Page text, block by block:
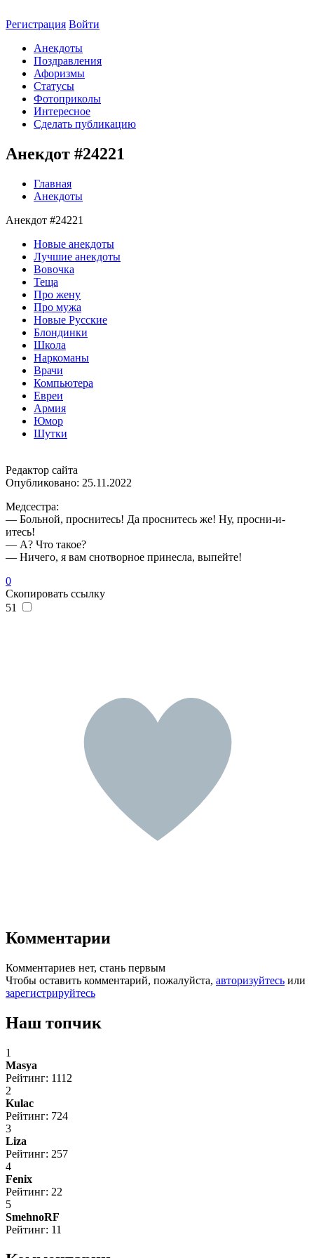
Регистрация Войти
Анекдоты
Поздравления
Афоризмы
Статусы
Фотоприколы
Интересное
Сделать публикацию
Анекдот #24221
Главная
Анекдоты
Анекдот #24221
Новые анекдоты
Лучшие анекдоты
Вовочка
Теща
Про жену
Про мужа
Новые Русские
Блондинки
Школа
Наркоманы
Врачи
Компьютера
Евреи
Армия
Юмор
Шутки
Редактор сайта
Опубликовано: 25.11.2022
Медсестра:
— Больной, проснитесь! Да проснитесь же! Ну, просни-и-
итесь!
— А? Что такое?
— Ничего, я вам снотворное принесла, выпейте!
0
Скопировать ссылку
51
Комментарии
Комментариев нет, стань первым
Чтобы оставить комментарий, пожалуйста, авторизуйтесь или
зарегистрируйтесь
Наш топчик
1
Masya
Рейтинг: 1112
2
Kulac
Рейтинг: 724
3
Liza
Рейтинг: 257
4
Fenix
Рейтинг: 22
5
SmehnoRF
Рейтинг: 11